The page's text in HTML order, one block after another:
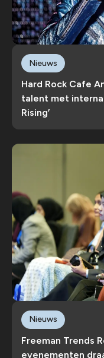
Hard Rock Cafe
talent met
Rising’
Nieuws
Freeman Trends
evenementen
Nieuws